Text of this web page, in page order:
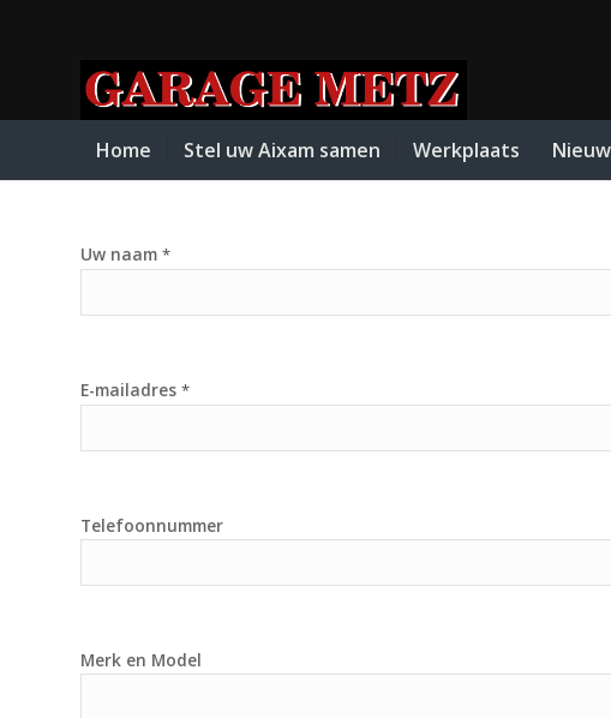
Home Stel uw Aixam samen Werkplaats
Uw naam *
E-mailadres *
Telefoonnummer
Merk en Model